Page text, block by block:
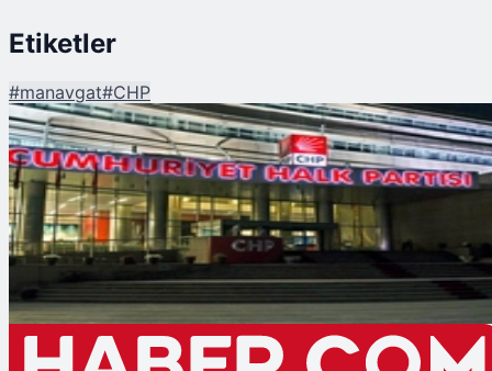
Etiketler
#manavgat#CHP
Şu An Okunan
CHP, Manavgat Soruşturmasında 3 İsmi İhraç Talebiyle Disipline Sevk Etti